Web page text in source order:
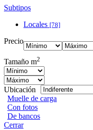
Subtipos
Locales [78]
Precio
Tamaño m2
Ubicación
Muelle de carga
Con fotos
De bancos
Cerrar